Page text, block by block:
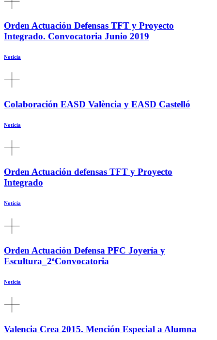
Orden Actuación Defensas TFT y Proyecto
Integrado. Convocatoria Junio 2019
Noticia
Colaboración EASD València y EASD Castelló
Noticia
Orden Actuación defensas TFT y Proyecto
Integrado
Noticia
Orden Actuación Defensa PFC Joyería y
Escultura_2ªConvocatoria
Noticia
Valencia Crea 2015. Mención Especial a Alumna